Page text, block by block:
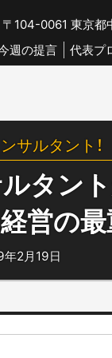
〒104-0061 東京都
週の提言 代表プ
サルタント！
タン
営の
年2月19日